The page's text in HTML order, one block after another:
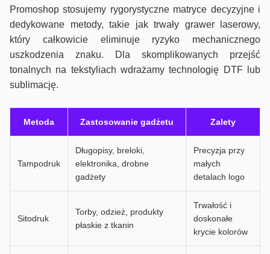
Promoshop stosujemy rygorystyczne matryce decyzyjne i
dedykowane metody, takie jak trwały grawer laserowy,
który całkowicie eliminuje ryzyko mechanicznego
uszkodzenia znaku. Dla skomplikowanych przejść
tonalnych na tekstyliach wdrażamy technologię DTF lub
sublimację.
Metoda Zastosowanie gadżetu Zalety
Tampodruk
Długopisy, breloki,
elektronika, drobne
gadżety
Precyzja przy
małych
detalach logo
Sitodruk
Torby, odzież, produkty
płaskie z tkanin
Trwałość i
doskonałe
krycie kolorów